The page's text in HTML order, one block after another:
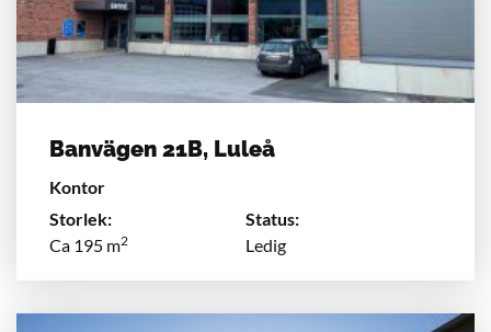
Banvägen 21B, Luleå
Kontor
Storlek:
Status:
Ca 195 m2 Ledig